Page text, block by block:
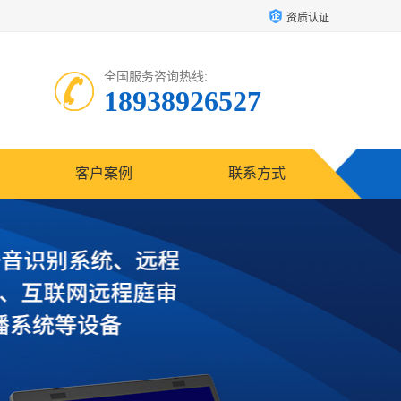
资质认证
全国服务咨询热线:
18938926527
客户案例 联系方式